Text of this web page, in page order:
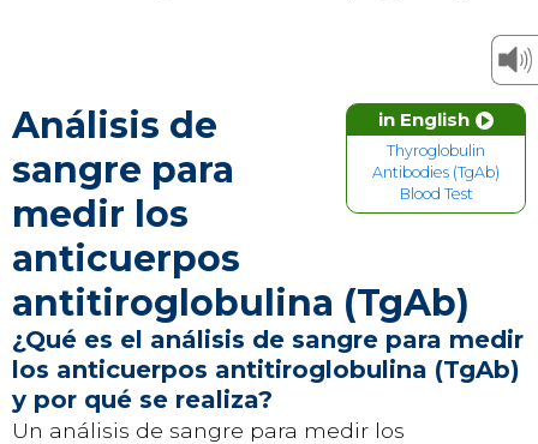
in English
Thyroglobulin
Antibodies (TgAb)
Blood Test
Análisis de
sangre para
medir los
anticuerpos
antitiroglobulina (TgAb)
¿Qué es el análisis de sangre para medir
los anticuerpos antitiroglobulina (TgAb)
y por qué se realiza?
Un análisis de sangre para medir los